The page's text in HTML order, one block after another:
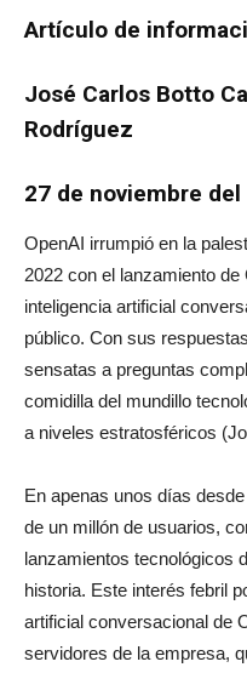
Artículo de
José Carlos Botto
Rodríguez
27 de noviembre del
OpenAI irrumpió en la
2022 con el lanzamiento
inteligencia artificial
público. Con sus
sensatas a preguntas
comidilla del mundillo
a niveles estratosféricos
En apenas unos días
de un millón de usuarios,
lanzamientos tecnológicos
historia. Este interés febril
artificial conversacional de
servidores de la empresa,